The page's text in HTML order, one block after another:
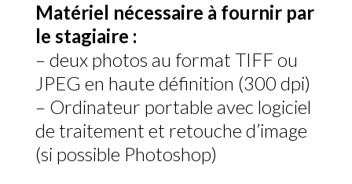
Matériel nécessaire à fournir par
le stagiaire :
– deux photos au format TIFF ou
JPEG en haute définition (300 dpi)
– Ordinateur portable avec logiciel
de traitement et retouche d’image
(si possible Photoshop)